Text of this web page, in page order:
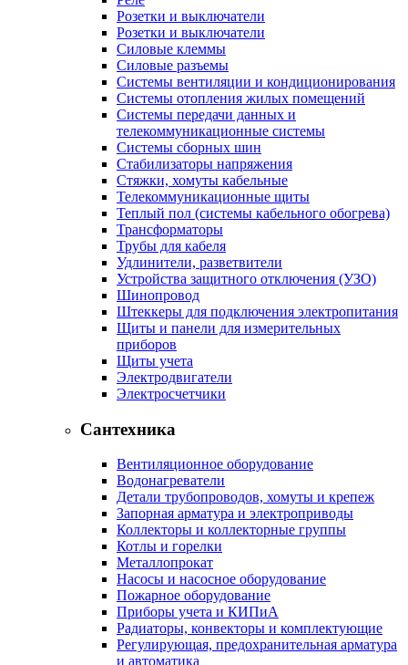
Розетки и выключатели
Розетки и выключатели
Силовые клеммы
Силовые разъемы
Системы вентиляции и кондиционирования
Системы отопления жилых помещений
Системы передачи данных и
телекоммуникационные системы
Системы сборных шин
Стабилизаторы напряжения
Стяжки, хомуты кабельные
Телекоммуникационные щиты
Теплый пол (системы кабельного обогрева)
Трансформаторы
Трубы для кабеля
Удлинители, разветвители
Устройства защитного отключения (УЗО)
Шинопровод
Штеккеры для подключения электропитания
Щиты и панели для измерительных
приборов
Щиты учета
Электродвигатели
Электросчетчики
Сантехника
Вентиляционное оборудование
Водонагреватели
Детали трубопроводов, хомуты и крепеж
Запорная арматура и электроприводы
Коллекторы и коллекторные группы
Котлы и горелки
Металлопрокат
Насосы и насосное оборудование
Пожарное оборудование
Приборы учета и КИПиА
Радиаторы, конвекторы и комплектующие
Регулирующая, предохранительная арматура
и автоматика